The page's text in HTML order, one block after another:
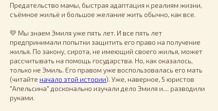
Предательство мамы, быстрая адаптация к реалиям жизни,
съёмное жильё и большое желание жить обычно, как все.
💛 Мы знаем Эмиля уже пять лет. И все пять лет
предпринимали попытки защитить его право на получение
жилья. По закону, сирота, не имеющий своего жилья, может
рассчитывать на помощь государства. Но, как оказалось,
только не Эмиль. Его правом уже воспользовалась его мать
(читайте начало этой истории). Уже, наверное, 5 юристов
"Апельсина" досконально изучали дело Эмиля и.... разводили
руками.